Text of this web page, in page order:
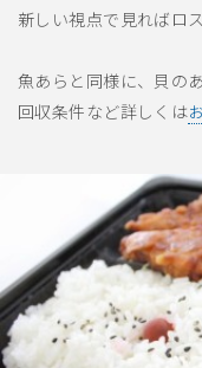
新しい視点で見ればロ
魚あらと同様に、貝の
回収条件など詳しくは